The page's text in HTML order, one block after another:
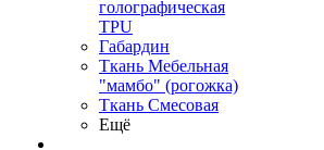
голографическая
TPU
Габардин
Ткань Мебельная
"мамбо" (рогожка)
Ткань Смесовая
Ещё